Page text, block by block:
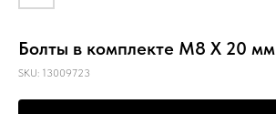
Болты в комплекте M8 X 20 мм
SKU: 13009723